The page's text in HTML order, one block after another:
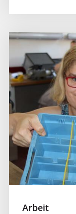
Arbeit